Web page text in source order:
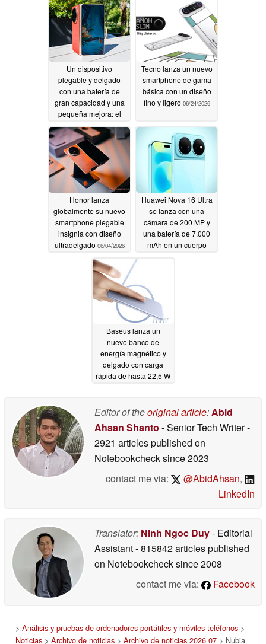
Un dispositivo
plegable y delgado
con una batería de
gran capacidad y una
pequeña mejora: el
Magic V6 de Honor
07/02/2026
Tecno lanza un nuevo
smartphone de gama
básica con un diseño
fino y ligero 06/24/2026
Honor lanza
globalmente su nuevo
smartphone plegable
insignia con diseño
ultradelgado 06/04/2026
Huawei Nova 16 Ultra
se lanza con una
cámara de 200 MP y
una batería de 7.000
mAh en un cuerpo
Baseus lanza un
nuevo banco de
energía magnético y
delgado con carga
rápida de hasta 22,5 W
Editor of theoriginal article:Abid
Ahsan Shanto - Senior Tech Writer-
2921 articles published on
Notebookchecksince 2023
contact me via:
@AbidAhsan,
LinkedIn
Translator: Ninh Ngoc Duy- Editorial
Assistant- 815842 articles published
on Notebookchecksince 2008
contact me via:
Facebook
> Análisis y pruebas de ordenadores portátiles y móviles teléfonos >
Noticias> Archivo de noticias> Archivo de noticias 2026 07> Nubia